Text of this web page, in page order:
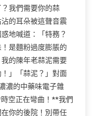
我們需要你的蒜
的耳朵被這聲音震
地喊道：「特務？
是麵粉過度膨脹的
的陳年老蒜泥需要
」「蒜泥？」對面
濃的中藥味電子雜
空正在彎曲！**我們
你的後院！別帶任